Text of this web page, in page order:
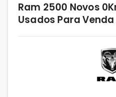
Ram 2500 Novos
Usados Para